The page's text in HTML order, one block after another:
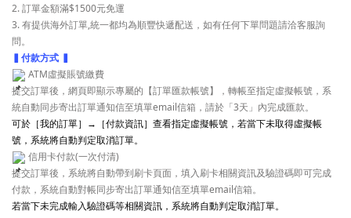
2. 訂單金額滿$1500元免運
3. 有提供海外訂單,統一都均為順豐快遞配送，如有任何下單問題請洽客服詢
問。
▍付款方式 ▍
ATM虛擬賬號繳費
提交訂單後，網頁即顯示專屬的【訂單匯款帳號】，轉帳至指定虛擬帳號，系
統自動同步寄出訂單通知信至填單email信箱，請於「3天」內完成匯款。
可於［我的訂單］→［付款資訊］查看指定虛擬帳號，若當下未取得虛擬帳
號，系統將自動判定取消訂單。
信用卡付款(一次付清)
提交訂單後，系統將自動帶到刷卡頁面，填入刷卡相關資訊及驗證碼即可完成
付款，系統自動對帳同步寄出訂單通知信至填單email信箱。
若當下未完成輸入驗證碼等相關資訊，系統將自動判定取消訂單。